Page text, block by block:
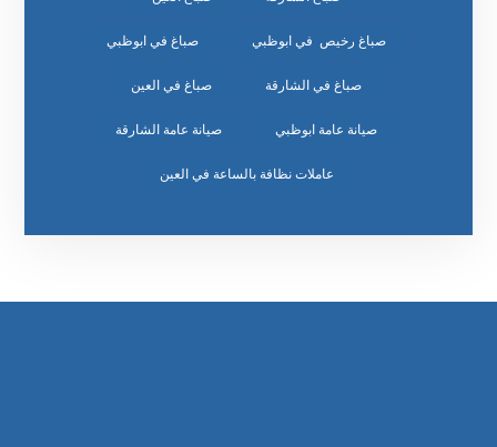
صباغ رخيص في ابوظبي صباغ في ابوظبي
صباغ في الشارقة صباغ في العين
صيانة عامة ابوظبي صيانة عامة الشارقة
عاملات نظافة بالساعة في العين